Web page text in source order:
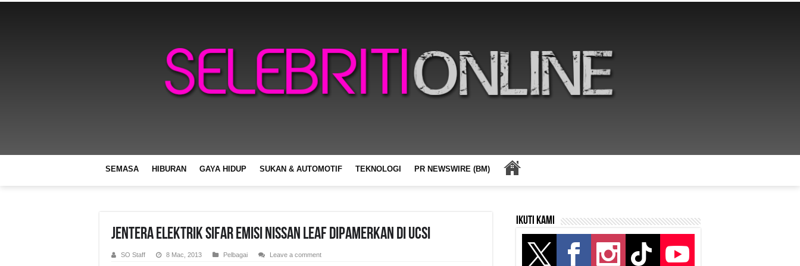
SEMASA HIBURAN GAYA HIDUP SUKAN & AUTOMOTIF TEKNOLOGI PR NEWSWIRE (BM)
Jentera Elektrik Sifar Emisi Nissan LEAF Dipamerkan Di UCSI
SO Staff 8 Mac, 2013 Pelbagai Leave a comment
Ikuti kami